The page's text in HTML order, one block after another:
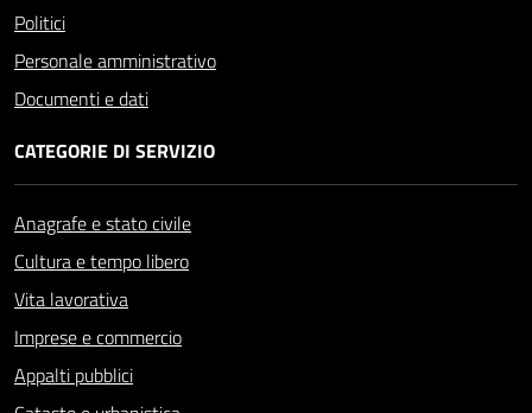
Politici
Personale amministrativo
Documenti e dati
CATEGORIE DI SERVIZIO
Anagrafe e stato civile
Cultura e tempo libero
Vita lavorativa
Imprese e commercio
Appalti pubblici